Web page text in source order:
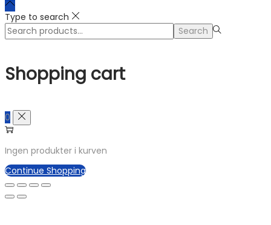
Type to search
Search
for:>
Search
Shopping cart
0
Ingen produkter i kurven
Continue Shopping